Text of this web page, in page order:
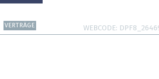
VERTRÄGE WEBCODE